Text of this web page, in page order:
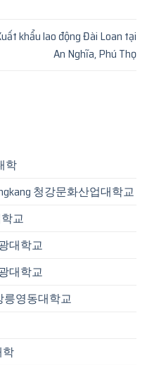
khẩu lao động Đài Loan tại
An Nghĩa, Phú Thọ
학
청강문화산업대학교
교
대학교
대학교
릉영동대학교
학